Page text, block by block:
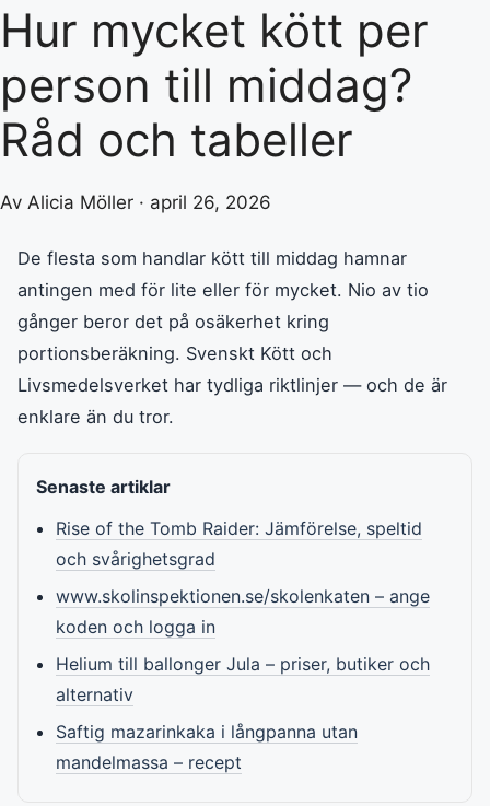
Hur mycket kött per
person till middag?
Råd och tabeller
Av Alicia Möller · april 26, 2026
De flesta som handlar kött till middag hamnar
antingen med för lite eller för mycket. Nio av tio
gånger beror det på osäkerhet kring
portionsberäkning. Svenskt Kött och
Livsmedelsverket har tydliga riktlinjer — och de är
enklare än du tror.
Senaste artiklar
Rise of the Tomb Raider: Jämförelse, speltid
och svårighetsgrad
www.skolinspektionen.se/skolenkaten – ange
koden och logga in
Helium till ballonger Jula – priser, butiker och
alternativ
Saftig mazarinkaka i långpanna utan
mandelmassa – recept